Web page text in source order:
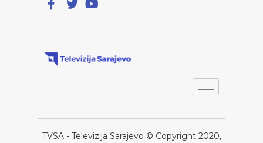
TVSA - Televizija Sarajevo © Copyright 2020,